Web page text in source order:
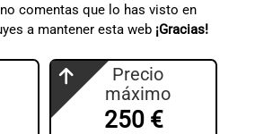
comentas que lo has visto en
a mantener esta web ¡Gracias!
Precio
máximo
250 €